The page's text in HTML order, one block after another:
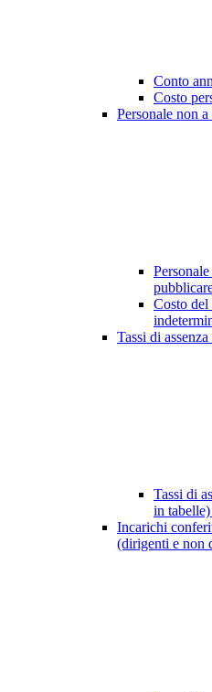
Conto
Costo
Personale non
Costo del
Tassi di assenza
Tassi di
in tabelle)
Incarichi
(dirigenti e non